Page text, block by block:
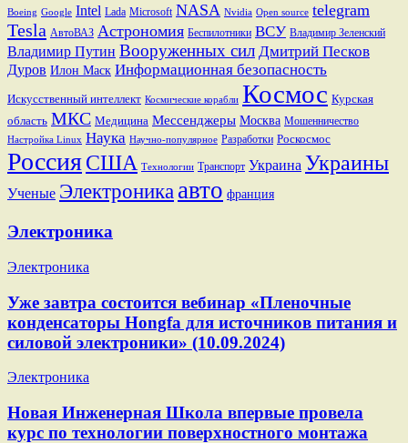
Boeing Google Intel Lada Microsoft NASA Nvidia Open source telegram
Tesla АвтоВАЗ Астрономия Беспилотники ВСУ Владимир Зеленский
Владимир Путин Вооруженных сил Дмитрий Песков
Дуров Илон Маск Информационная безопасность
Искусственный интеллект Космические корабли Космос Курская
область МКС Медицина Мессенджеры Москва Мошенничество
Настройка Linux Наука Научно-популярное Разработки Роскосмос
РоссияСША Технологии Транспорт Украина Украины
Ученые Электроника авто франция
Электроника
Электроника
Уже завтра состоится вебинар «Пленочные
конденсаторы Hongfa для источников питания и
силовой электроники» (10.09.2024)
Электроника
Новая Инженерная Школа впервые провела
курс по технологии поверхностного монтажа